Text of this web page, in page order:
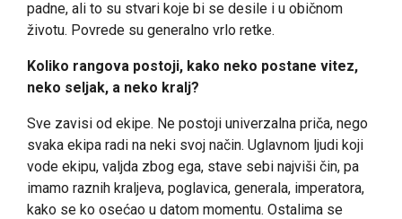
padne, ali to su stvari koje bi se desile i u običnom
životu. Povrede su generalno vrlo retke.
Koliko rangova postoji, kako neko postane vitez,
neko seljak, a neko kralj?
Sve zavisi od ekipe. Ne postoji univerzalna priča, nego
svaka ekipa radi na neki svoj način. Uglavnom ljudi koji
vode ekipu, valjda zbog ega, stave sebi najviši čin, pa
imamo raznih kraljeva, poglavica, generala, imperatora,
kako se ko osećao u datom momentu. Ostalima se